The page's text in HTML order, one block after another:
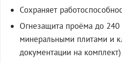
Сохраняет
Огнезащита проёма до
минеральными плитами и
документации на комплект)